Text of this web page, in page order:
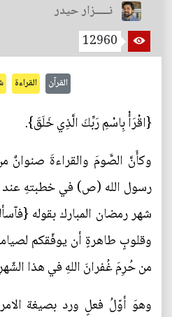
نـــــزار حيدر
12960
القرآن القراءة
{اقْرَأْ بِاسْمِ رَبِّكَ الَّذِي خَلَقَ}.
وكأَنَّ الصَّومَ والقراءةَ صنوانٌ
رسول الله (ص) في خطبتهِ عند
شهر رمضان المبارك بقوله
وقلوبٍ طاهرةٍ أن يوفّقكم
من حُرِمَ غُفرانَ اللهِ في هذا
وهوَ أوّلُ فعلٍ ورد بصيغة